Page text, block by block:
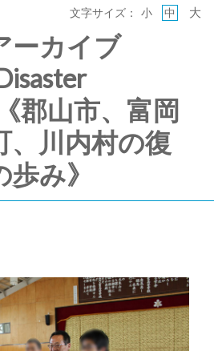
ーカイブ
山市、富岡
、川内村の復
歩み》
文字サイズ： 小 中 大